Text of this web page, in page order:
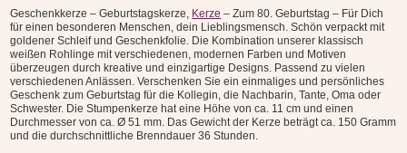
Geschenkkerze – Geburtstagskerze, Kerze – Zum 80. Geburtstag – Für Dich
für einen besonderen Menschen, dein Lieblingsmensch. Schön verpackt mit
goldener Schleif und Geschenkfolie. Die Kombination unserer klassisch
weißen Rohlinge mit verschiedenen, modernen Farben und Motiven
überzeugen durch kreative und einzigartige Designs. Passend zu vielen
verschiedenen Anlässen. Verschenken Sie ein einmaliges und persönliches
Geschenk zum Geburtstag für die Kollegin, die Nachbarin, Tante, Oma oder
Schwester. Die Stumpenkerze hat eine Höhe von ca. 11 cm und einen
Durchmesser von ca. Ø 51 mm. Das Gewicht der Kerze beträgt ca. 150 Gramm
und die durchschnittliche Brenndauer 36 Stunden.